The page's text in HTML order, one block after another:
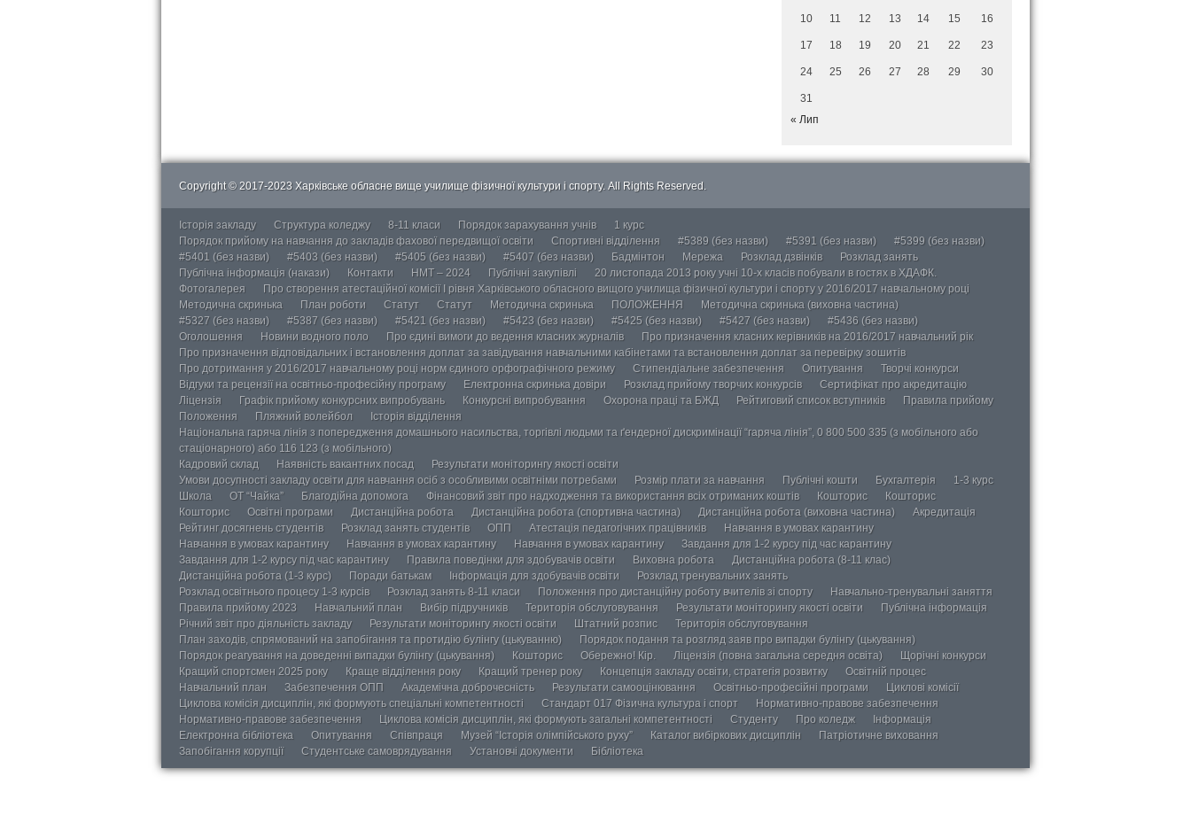
10 11 12 13 14 15 16
17 18 19 20 21 22 23
24 25 26 27 28 29 30
31
« Лип
Copyright © 2017-2023 Харківське обласне вище училище фізичної культури і спорту. All Rights Reserved.
Історія закладу Структура коледжу 8-11 класи Порядок зарахування учнів
1 курс
Порядок прийому на навчання до закладів фахової передвищої освіти
Спортивні відділення #5389 (без назви) #5391 (без назви)
#5399 (без назви)
#5401 (без назви)
#5403 (без назви) #5405 (без назви) #5407 (без назви) Бадмінтон Мережа Розклад дзвінків
Розклад занять
Публічна інформація (накази)
Контакти НМТ – 2024 Публічні закупівлі
20 листопада 2013 року учні 10-х класів побували в гостях в ХДАФК.
Фотогалерея
Про створення атестаційної комісії І рівня Харківського обласного вищого училища фізичної культури і спорту у 2016/2017 навчальному році
Методична скринька
План роботи Статут Статут Методична скринька ПОЛОЖЕННЯ
Методична скринька (виховна частина)
#5327 (без назви)
#5387 (без назви) #5421 (без назви) #5423 (без назви) #5425 (без назви) #5427 (без назви)
#5436 (без назви)
Оголошення
Новини водного поло Про єдині вимоги до ведення класних журналів
Про призначення класних керівників на 2016/2017 навчальний рік
Про призначення відповідальних і встановлення доплат за завідування навчальними кабінетами та встановлення доплат за перевірку зошитів
Про дотримання у 2016/2017 навчальному році норм єдиного орфографічного режиму
Стипендіальне забезпечення Опитування
Творчі конкурси
Відгуки та рецензії на освітньо-професійну програму
Електронна скринька довіри Розклад прийому творчих конкурсів
Сертифікат про акредитацію
Ліцензія
Графік прийому конкурсних випробувань Конкурсні випробування Охорона праці та БЖД Рейтиговий список вступників
Правила прийому
Положення
Пляжний волейбол
Історія відділення
Національна гаряча лінія з попередження домашнього насильства, торгівлі людьми та ґендерної дискримінації “гаряча лінія”, 0 800 500 335 (з мобільного або
стаціонарного) або 116 123 (з мобільного)
Кадровий склад
Наявність вакантних посад
Результати моніторингу якості освіти
Умови досупності закладу освіти для навчання осіб з особливими освітніми потребами
Розмір плати за навчання Публічні кошти Бухгалтерія
1-3 курс
Школа
ОТ “Чайка” Благодійна допомога Фінансовий звіт про надходження та використання всіх отриманих коштів Кошторис
Кошторис
Кошторис
Освітні програми Дистанційна робота Дистанційна робота (спортивна частина) Дистанційна робота (виховна частина)
Акредитація
Рейтинг досягнень студентів
Розклад занять студентів ОПП Атестація педагогічних працівників
Навчання в умовах карантину
Навчання в умовах карантину
Навчання в умовах карантину Навчання в умовах карантину
Завдання для 1-2 курсу під час карантину
Завдання для 1-2 курсу під час карантину
Правила поведінки для здобувачів освіти Виховна робота
Дистанційна робота (8-11 клас)
Дистанційна робота (1-3 курс)
Поради батькам Інформація для здобувачів освіти
Розклад тренувальних занять
Розклад освітнього процесу 1-3 курсів
Розклад занять 8-11 класи Положення про дистанційну роботу вчителів зі спорту
Навчально-тренувальні заняття
Правила прийому 2023
Навчальний план Вибір підручників Територія обслуговування Результати моніторингу якості освіти
Публічна інформація
Річний звіт про діяльність закладу
Результати моніторингу якості освіти Штатний розпис
Територія обслуговування
План заходів, спрямований на запобігання та протидію булінгу (цькуванню)
Порядок подання та розгляд заяв про випадки булінгу (цькування)
Порядок реагування на доведенні випадки булінгу (цькування)
Кошторис Обережно! Кір. Ліцензія (повна загальна середня освіта)
Щорічні конкурси
Кращий спортсмен 2025 року
Краще відділення року Кращий тренер року Концепція закладу освіти, стратегія розвитку
Освітній процес
Навчальний план
Забезпечення ОПП Академічна доброчесність Результати самооцінювання Освітньо-професійні програми
Циклові комісії
Циклова комісія дисциплін, які формують спеціальні компетентності
Стандарт 017 Фізична культура і спорт
Нормативно-правове забезпечення
Нормативно-правове забезпечення
Циклова комісія дисциплін, які формують загальні компетентності Студенту Про коледж
Інформація
Електронна бібліотека
Опитування Співпраця Музей “Історія олімпійського руху” Каталог вибіркових дисциплін
Патріотичне виховання
Запобігання корупції
Студентське самоврядування Установчі документи Бібліотека